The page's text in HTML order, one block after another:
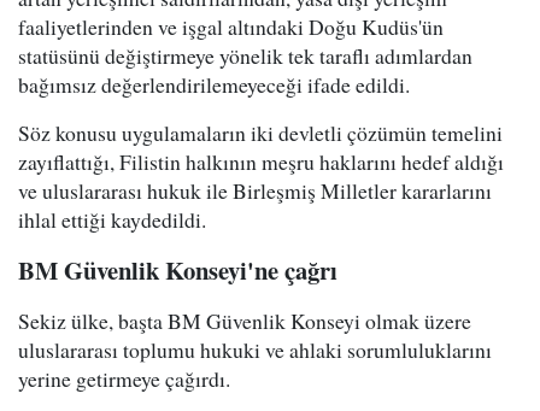
faaliyetlerinden ve işgal altındaki Doğu Kudüs'ün
statüsünü değiştirmeye yönelik tek taraflı adımlardan
bağımsız değerlendirilemeyeceği ifade edildi.
Söz konusu uygulamaların iki devletli çözümün temelini
zayıflattığı, Filistin halkının meşru haklarını hedef aldığı
ve uluslararası hukuk ile Birleşmiş Milletler kararlarını
ihlal ettiği kaydedildi.
BM Güvenlik Konseyi'ne çağrı
Sekiz ülke, başta BM Güvenlik Konseyi olmak üzere
uluslararası toplumu hukuki ve ahlaki sorumluluklarını
yerine getirmeye çağırdı.